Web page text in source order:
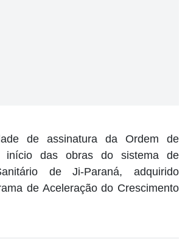
de assinatura da Ordem de
início das obras do sistema de
de Ji-Paraná, adquirido
de Aceleração do Crescimento